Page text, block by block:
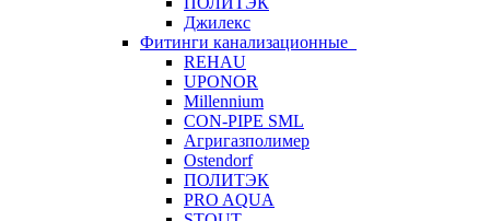
Джилекс
Фитинги канализационные
REHAU
UPONOR
Millennium
CON-PIPE SML
Агригазполимер
Ostendorf
ПОЛИТЭК
PRO AQUA